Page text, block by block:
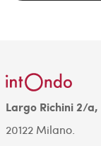
Largo Richini 2/a,
20122 Milano.